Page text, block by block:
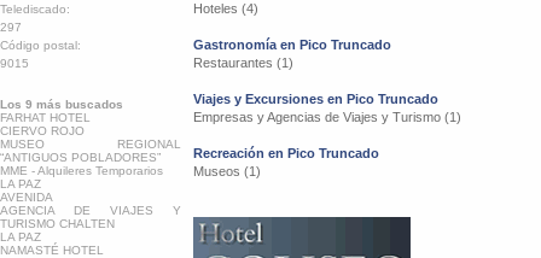
Telediscado:
297
Código postal:
9015
Los 9 más buscados
FARHAT HOTEL
CIERVO ROJO
MUSEO REGIONAL
“ANTIGUOS POBLADORES”
MME - Alquileres Temporarios
LA PAZ
AVENIDA
AGENCIA DE VIAJES Y
TURISMO CHALTEN
LA PAZ
NAMASTÉ HOTEL
Hoteles (4)
Gastronomía en Pico Truncado
Restaurantes (1)
Viajes y Excursiones en Pico Truncado
Empresas y Agencias de Viajes y Turismo (1)
Recreación en Pico Truncado
Museos (1)